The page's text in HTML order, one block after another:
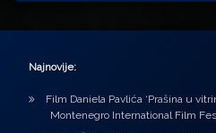
Najnovije:
Film Daniela Pavlića ‘Prašina u
Montenegro International Film